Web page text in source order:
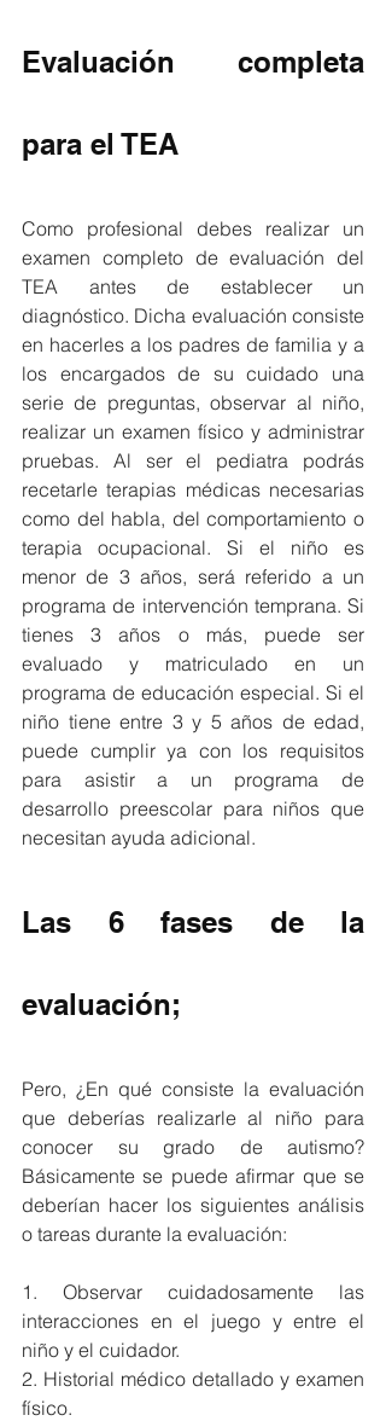
Evaluación completa
para el TEA
Como profesional debes realizar un
examen completo de evaluación del
TEA antes de establecer un
diagnóstico. Dicha evaluación consiste
en hacerles a los padres de familia y a
los encargados de su cuidado una
serie de preguntas, observar al niño,
realizar un examen físico y administrar
pruebas. Al ser el pediatra podrás
recetarle terapias médicas necesarias
como del habla, del comportamiento o
terapia ocupacional. Si el niño es
menor de 3 años, será referido a un
programa de intervención temprana. Si
tienes 3 años o más, puede ser
evaluado y matriculado en un
programa de educación especial. Si el
niño tiene entre 3 y 5 años de edad,
puede cumplir ya con los requisitos
para asistir a un programa de
desarrollo preescolar para niños que
necesitan ayuda adicional.
Las 6 fases de la
evaluación;
Pero, ¿En qué consiste la evaluación
que deberías realizarle al niño para
conocer su grado de autismo?
Básicamente se puede afirmar que se
deberían hacer los siguientes análisis
o tareas durante la evaluación:
1. Observar cuidadosamente las
interacciones en el juego y entre el
niño y el cuidador.
2. Historial médico detallado y examen
físico.